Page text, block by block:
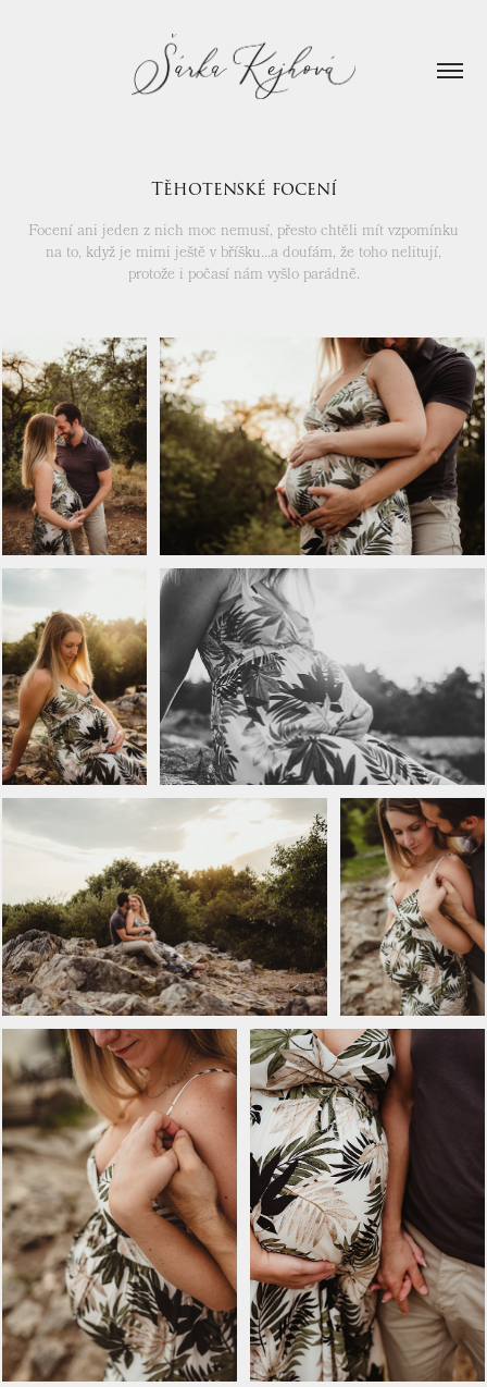
Těhotenské focení
Focení ani jeden z nich moc nemusí, přesto chtěli mít vzpomínku
na to, když je mimi ještě v bříšku...a doufám, že toho nelitují,
protože i počasí nám vyšlo parádně.